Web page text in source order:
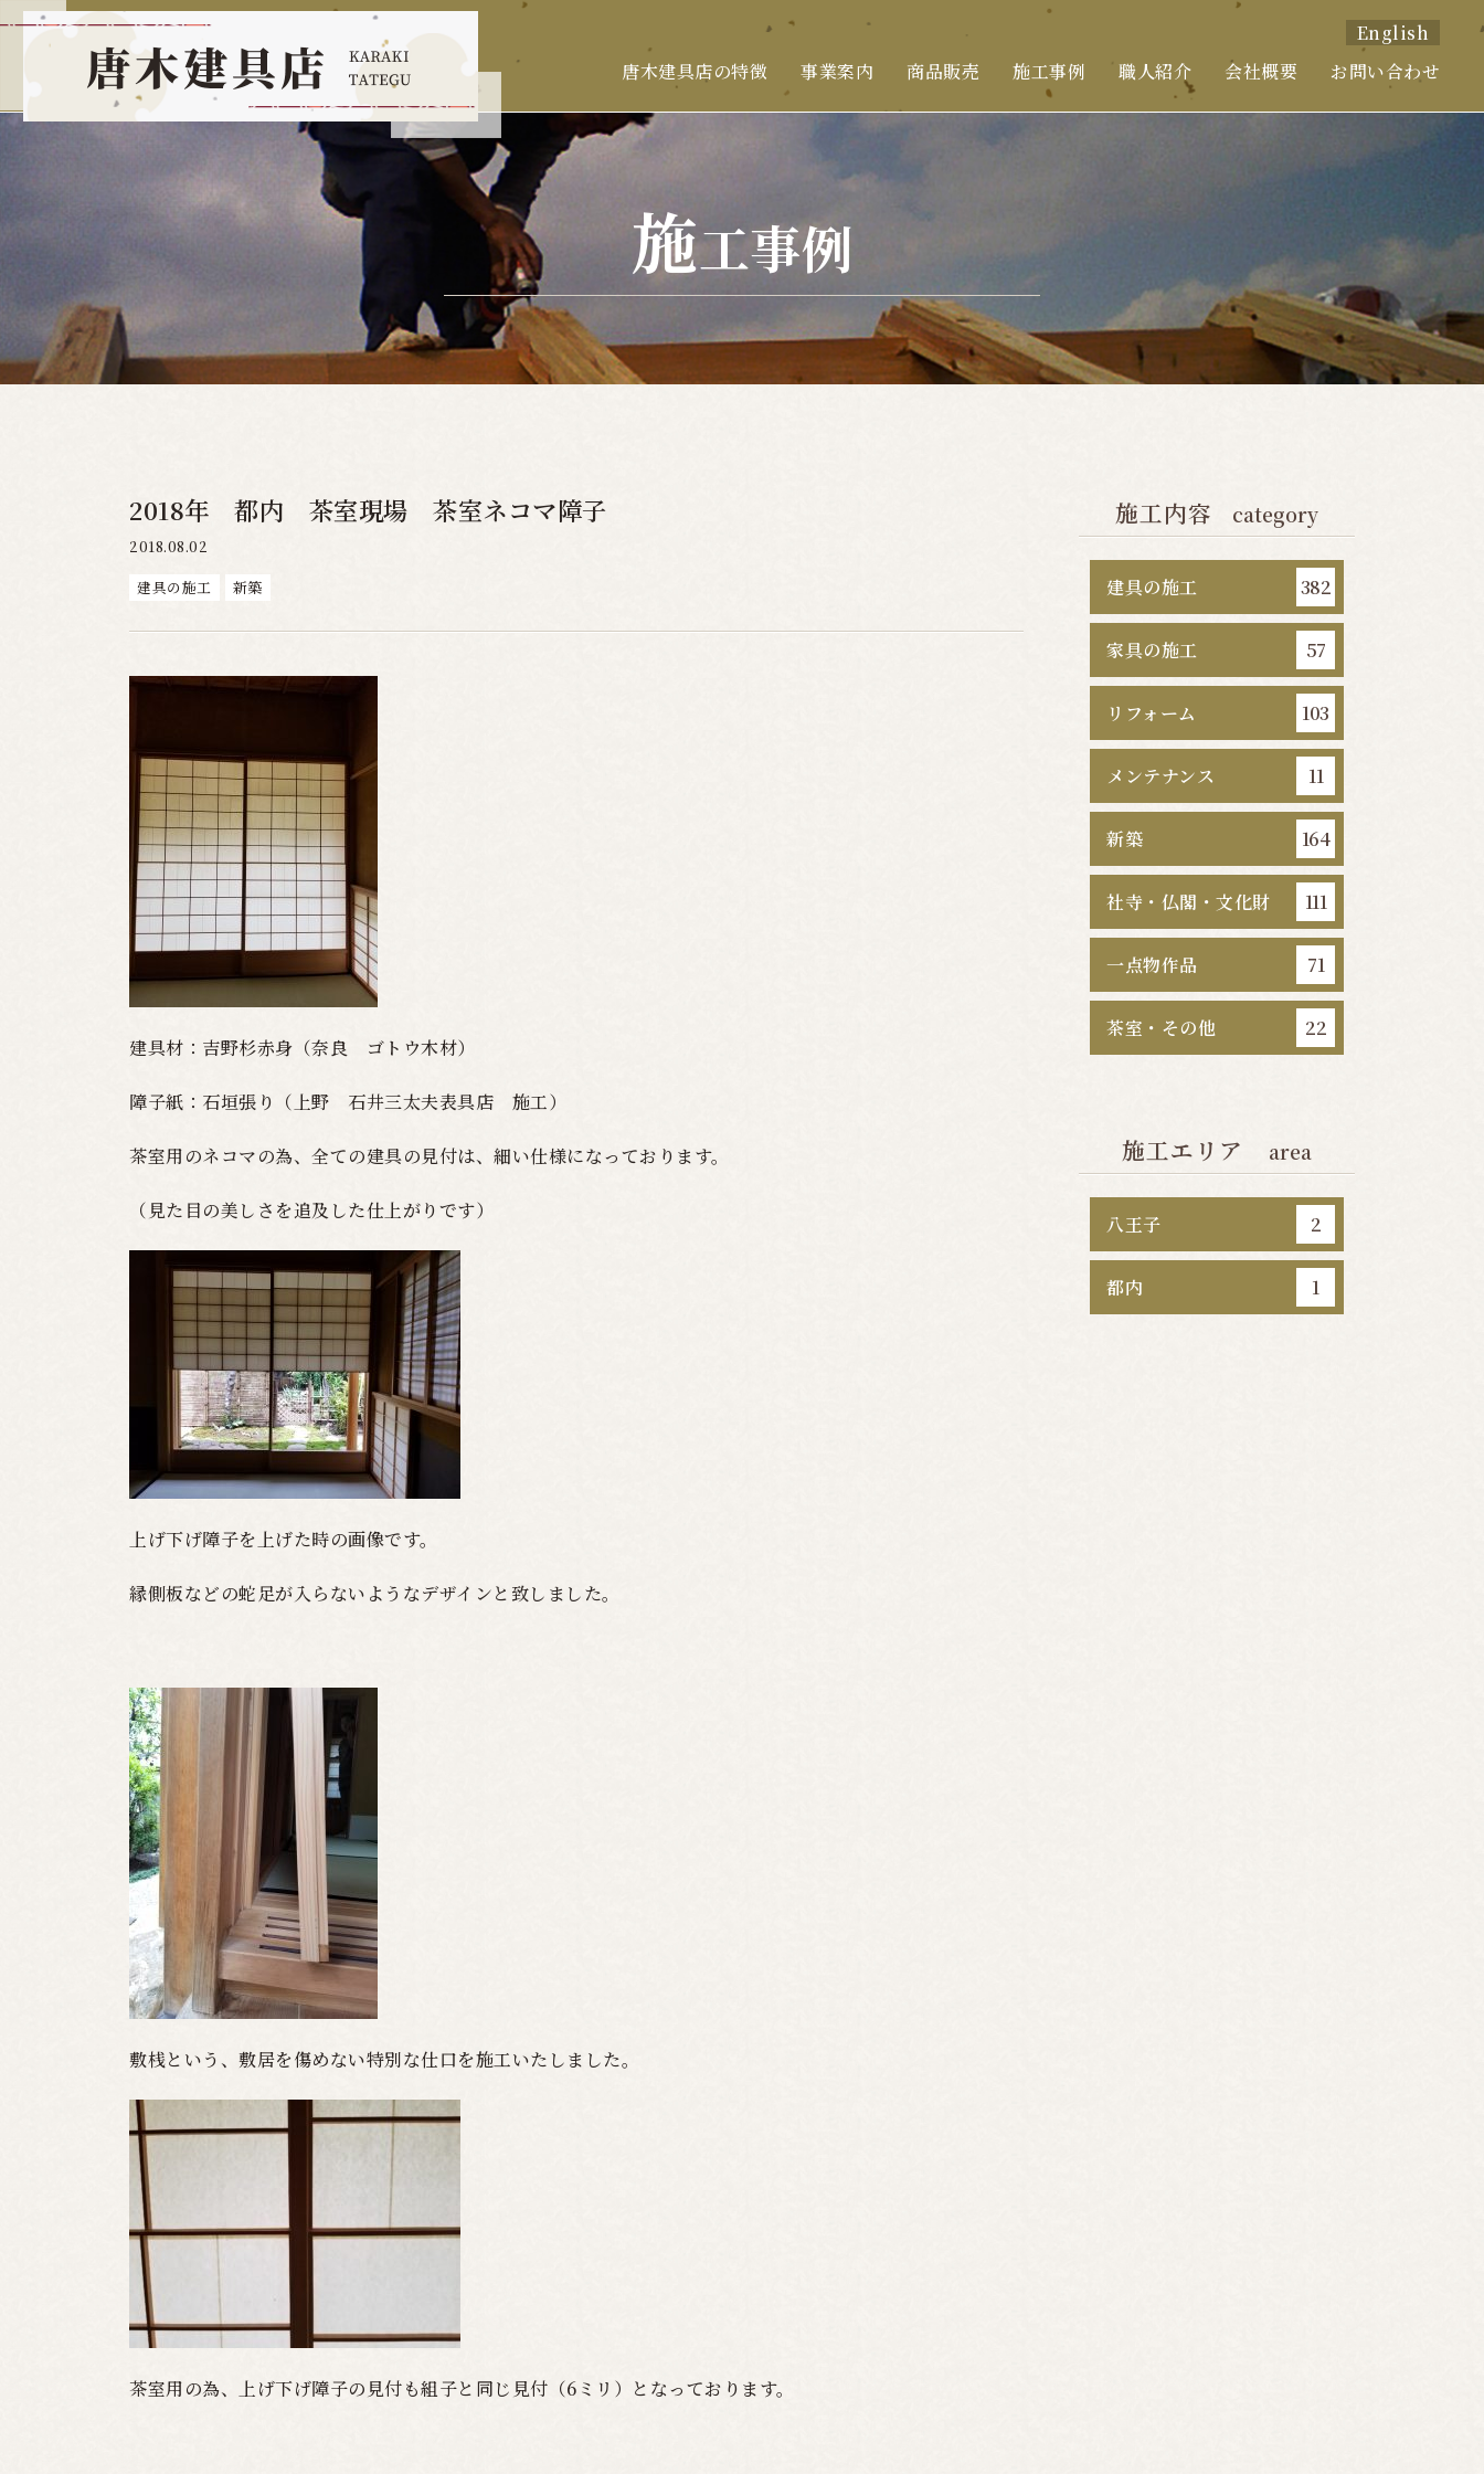
English
唐木建具店の特徴
事業案内 商品販売 施工事例 職人紹介 会社概要 お問い合わせ
施工事例
2018年 都内 茶室現場 茶室ネコマ障子
2018.08.02
建具の施工
新築
建具材：吉野杉赤身（奈良 ゴトウ木材）
障子紙：石垣張り（上野 石井三太夫表具店 施工）
茶室用のネコマの為、全ての建具の見付は、細い仕様になっております。
（見た目の美しさを追及した仕上がりです）
上げ下げ障子を上げた時の画像です。
縁側板などの蛇足が入らないようなデザインと致しました。
敷桟という、敷居を傷めない特別な仕口を施工いたしました。
茶室用の為、上げ下げ障子の見付も組子と同じ見付（6ミリ）となっております。
施工内容 category
建具の施工 382
家具の施工 57
リフォーム 103
メンテナンス 11
新築 164
社寺・仏閣・文化財 111
一点物作品 71
茶室・その他 22
施工エリア area
八王子 2
都内 1